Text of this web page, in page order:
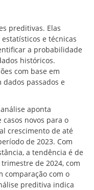
preditivas. Elas
e técnicas
a probabilidade
históricos.
com base em
passados e
aponta
novos para o
crescimento de até
de 2023. Com
a tendência é de
de 2024, com
comparação com o
preditiva indica